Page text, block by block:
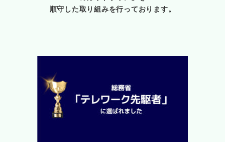
順守した取り組みを行っております。